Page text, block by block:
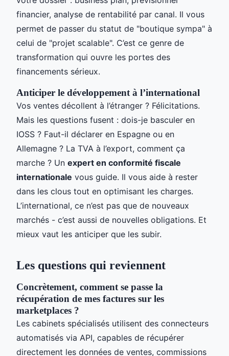
financier, analyse de rentabilité par canal. Il vous
permet de passer du statut de "boutique sympa" à
celui de "projet scalable". C’est ce genre de
transformation qui ouvre les portes des
financements sérieux.
Anticiper le développement à l’international
Vos ventes décollent à l’étranger ? Félicitations.
Mais les questions fusent : dois-je basculer en
IOSS ? Faut-il déclarer en Espagne ou en
Allemagne ? La TVA à l’export, comment ça
marche ? Un expert en conformité fiscale
internationale vous guide. Il vous aide à rester
dans les clous tout en optimisant les charges.
L’international, ce n’est pas que de nouveaux
marchés - c’est aussi de nouvelles obligations. Et
mieux vaut les anticiper que les subir.
Les questions qui reviennent
Concrètement, comment se passe la
récupération de mes factures sur les
marketplaces ?
Les cabinets spécialisés utilisent des connecteurs
automatisés via API, capables de récupérer
directement les données de ventes, commissions